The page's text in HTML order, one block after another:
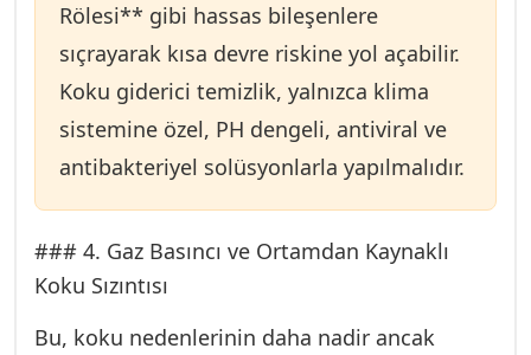
yetkili servisimiz tarafından özel
dezenfektanlarla yapılır.
Rölesi** gibi hassas bileşenlere
sıçrayarak kısa devre riskine yol açabilir.
Koku giderici temizlik, yalnızca klima
sistemine özel, PH dengeli, antiviral ve
antibakteriyel solüsyonlarla yapılmalıdır.
### 4. Gaz Basıncı ve Ortamdan Kaynaklı
Koku Sızıntısı
Bu, koku nedenlerinin daha nadir ancak